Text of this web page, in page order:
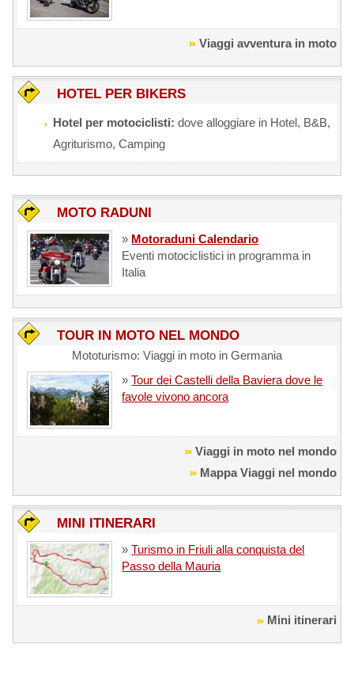
Viaggi avventura in moto
HOTEL PER BIKERS
Hotel per motociclisti: dove alloggiare in Hotel, B&B,
Agriturismo, Camping
MOTO RADUNI
» Motoraduni Calendario
Eventi motociclistici in programma in
Italia
TOUR IN MOTO NEL MONDO
Mototurismo: Viaggi in moto in Germania
»Tour dei Castelli della Baviera dove le
favole vivono ancora
Viaggi in moto nel mondo
Mappa Viaggi nel mondo
MINI ITINERARI
»Turismo in Friuli alla conquista del
Passo della Mauria
Mini itinerari